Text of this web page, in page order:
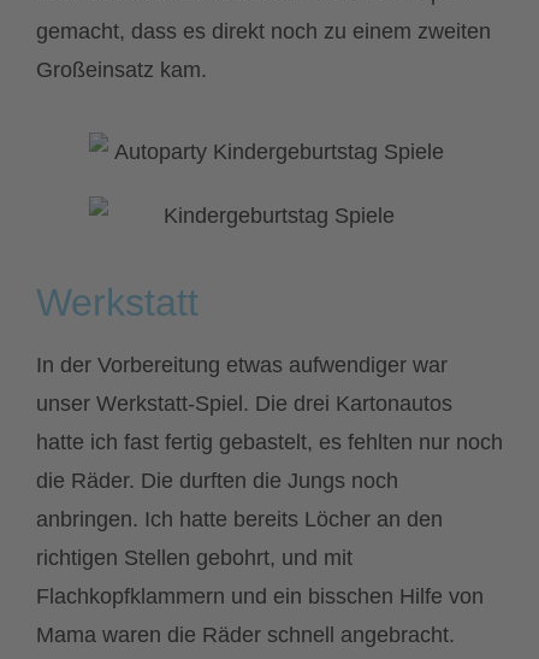
gemacht, dass es direkt noch zu einem zweiten
Großeinsatz kam.
Werkstatt
In der Vorbereitung etwas aufwendiger war
unser Werkstatt-Spiel. Die drei Kartonautos
hatte ich fast fertig gebastelt, es fehlten nur noch
die Räder. Die durften die Jungs noch
anbringen. Ich hatte bereits Löcher an den
richtigen Stellen gebohrt, und mit
Flachkopfklammern und ein bisschen Hilfe von
Mama waren die Räder schnell angebracht.